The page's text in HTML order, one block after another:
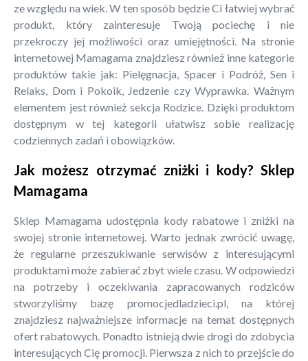
ze względu na wiek. W ten sposób będzie Ci łatwiej wybrać
produkt, który zainteresuje Twoją pociechę i nie
przekroczy jej możliwości oraz umiejętności. Na stronie
internetowej Mamagama znajdziesz również inne kategorie
produktów takie jak: Pielęgnacja, Spacer i Podróż, Sen i
Relaks, Dom i Pokoik, Jedzenie czy Wyprawka. Ważnym
elementem jest również sekcja Rodzice. Dzięki produktom
dostępnym w tej kategorii ułatwisz sobie realizację
codziennych zadań i obowiązków.
Jak możesz otrzymać zniżki i kody? Sklep
Mamagama
Sklep Mamagama udostępnia kody rabatowe i zniżki na
swojej stronie internetowej. Warto jednak zwrócić uwagę,
że regularne przeszukiwanie serwisów z interesującymi
produktami może zabierać zbyt wiele czasu. W odpowiedzi
na potrzeby i oczekiwania zapracowanych rodziców
stworzyliśmy bazę promocjedladzieci.pl, na której
znajdziesz najważniejsze informacje na temat dostępnych
ofert rabatowych. Ponadto istnieją dwie drogi do zdobycia
interesujących Cię promocji. Pierwsza z nich to przejście do